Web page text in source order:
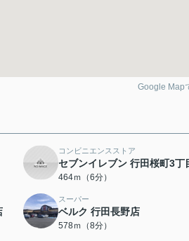
Google Map
コンビニエンスストア
セブンイレブン 行田桜町3丁
464ｍ（6分）
スーパー
ベルク 行田長野店
578ｍ（8分）